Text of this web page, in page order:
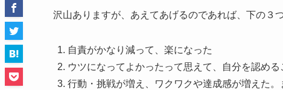
沢山ありますが、あえてあげるのであれば、下の３つ
自責がかなり減って、楽になった
ウツになってよかったって思えて、自分を認める
行動・挑戦が増え、ワクワクや達成感が増えた。